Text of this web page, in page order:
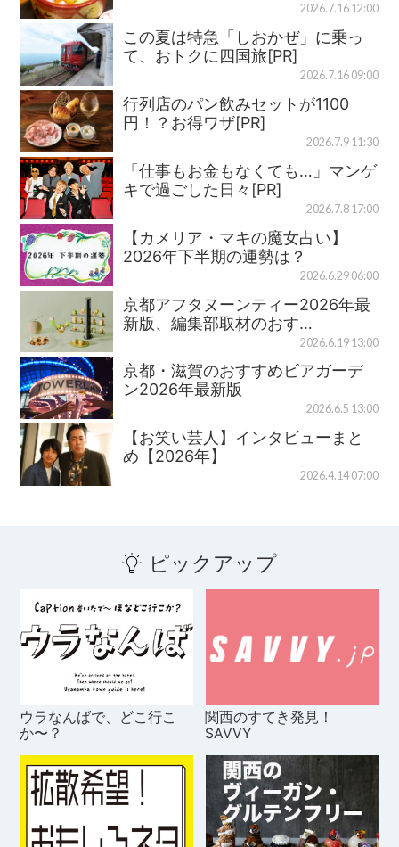
2026.7.16 12:00
この夏は特急「しおかぜ」に乗っ
て、おトクに四国旅[PR]
2026.7.16 09:00
行列店のパン飲みセットが1100
円！？お得ワザ[PR]
2026.7.9 11:30
「仕事もお金もなくても…」マンゲ
キで過ごした日々[PR]
2026.7.8 17:00
【カメリア・マキの魔女占い】
2026年下半期の運勢は？
2026.6.29 06:00
京都アフタヌーンティー2026年最
新版、編集部取材のおす…
2026.6.19 13:00
京都・滋賀のおすすめビアガーデ
ン2026年最新版
2026.6.5 13:00
【お笑い芸人】インタビューまと
め【2026年】
2026.4.14 07:00
ピックアップ
ウラなんばで、どこ行こ
か〜？
関西のすてき発見！
SAVVY